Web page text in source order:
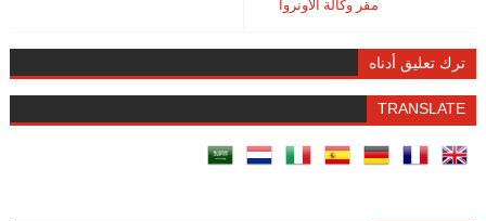
مقر وكالة الأونروا
ترك تعليق أدناه
TRANSLATE